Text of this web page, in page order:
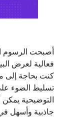
أصبحت الرسوم
فعالية لعرض
كنت بحاجة إلى
تسليط الضوء على
التوضيحية يمكن
جاذبية وأسهل في